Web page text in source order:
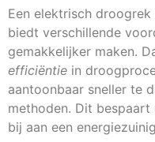
Een elektrisch
biedt verschillende
gemakkelijker maken.
efficiëntie in
aantoonbaar sneller te
methoden. Dit
bij aan een